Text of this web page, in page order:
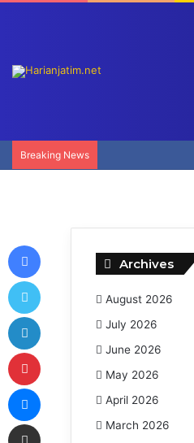
Breaking News
Archives
August 2026
July 2026
June 2026
May 2026
April 2026
March 2026